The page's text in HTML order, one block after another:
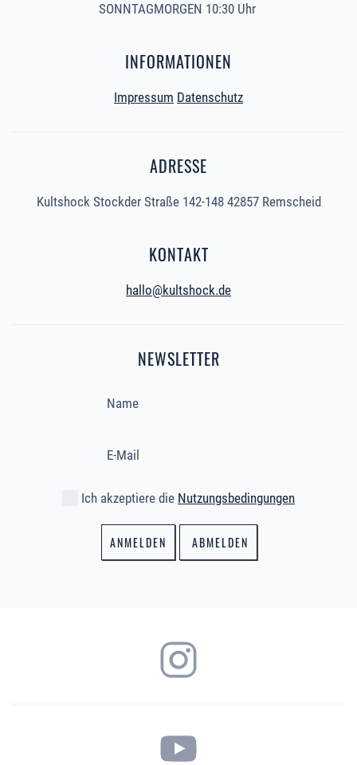
SONNTAGMORGEN 10:30 Uhr
INFORMATIONEN
Impressum Datenschutz
ADRESSE
Kultshock Stockder Straße 142-148 42857 Remscheid
KONTAKT
hallo@kultshock.de
NEWSLETTER
Ich akzeptiere die Nutzungsbedingungen